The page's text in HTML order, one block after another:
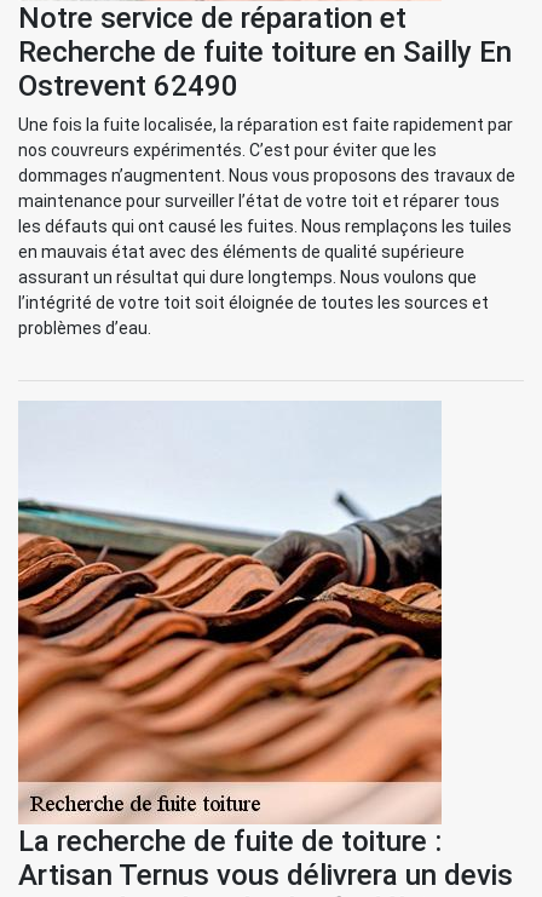
Notre service de réparation et
Recherche de fuite toiture en Sailly En
Ostrevent 62490
Une fois la fuite localisée, la réparation est faite rapidement par
nos couvreurs expérimentés. C’est pour éviter que les
dommages n’augmentent. Nous vous proposons des travaux de
maintenance pour surveiller l’état de votre toit et réparer tous
les défauts qui ont causé les fuites. Nous remplaçons les tuiles
en mauvais état avec des éléments de qualité supérieure
assurant un résultat qui dure longtemps. Nous voulons que
l’intégrité de votre toit soit éloignée de toutes les sources et
problèmes d’eau.
La recherche de fuite de toiture :
Artisan Ternus vous délivrera un devis